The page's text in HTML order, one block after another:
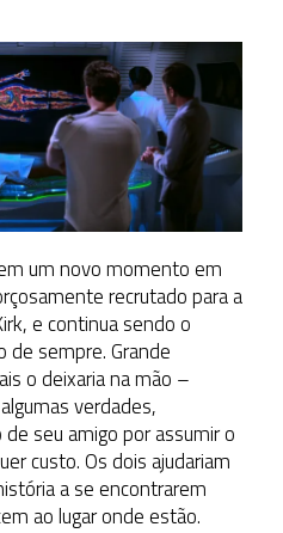
um novo momento em
recrutado para a
e continua sendo o
de sempre. Grande
o deixaria na mão –
verdades,
seu amigo por assumir o
custo. Os dois ajudariam
a se encontrarem
ao lugar onde estão.